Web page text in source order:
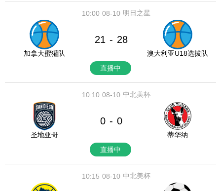
08-10
10:00 明日之星
加拿大蜜獾队
21 - 28
澳大利亚U18选拔队
直播中
08-10
10:10 中北美杯
圣地亚哥
0 - 0
蒂华纳
直播中
08-10
10:15 中北美杯